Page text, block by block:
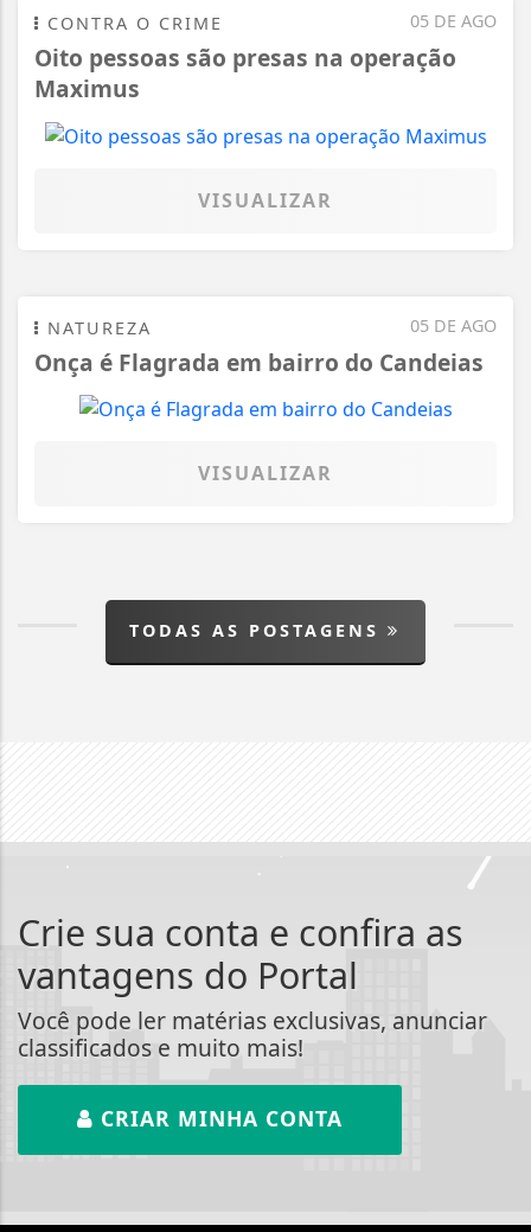
05 DE AGO
CONTRA O CRIME
Oito pessoas são presas na operação
Maximus
VISUALIZAR
05 DE AGO
NATUREZA
Onça é Flagrada em bairro do Candeias
VISUALIZAR
TODAS AS POSTAGENS
Crie sua conta e confira as
vantagens do Portal
Você pode ler matérias exclusivas, anunciar
classificados e muito mais!
CRIAR MINHA CONTA